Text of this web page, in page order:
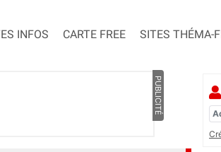
INFOS CARTE FREE SITES THÉMA-
PUBLICITÉ